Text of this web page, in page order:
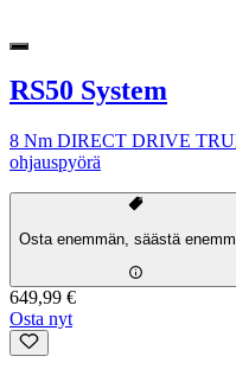
RS50 System
8 Nm DIRECT DRIVE
ohjauspyörä
Osta enemmän, säästä
649,99 €
Osta nyt